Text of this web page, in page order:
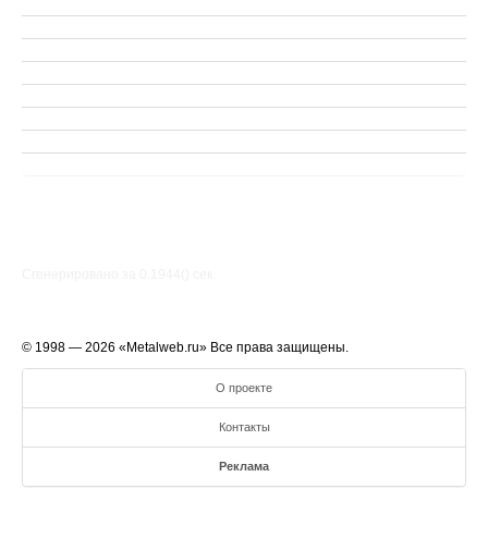
© 1998 — 2026 «Metalweb.ru» Все права защищены.
О проекте
Контакты
Реклама